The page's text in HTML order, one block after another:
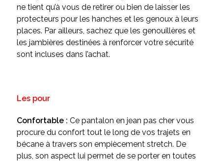
ne tient qu’à vous de retirer ou bien de laisser les
protecteurs pour les hanches et les genoux à leurs
places. Par ailleurs, sachez que les genouillères et
les jambières destinées à renforcer votre sécurité
sont incluses dans l’achat.
Les pour
Confortable : Ce pantalon en jean pas cher vous
procure du confort tout le long de vos trajets en
bécane à travers son empiècement stretch. De
plus, son aspect lui permet de se porter en toutes